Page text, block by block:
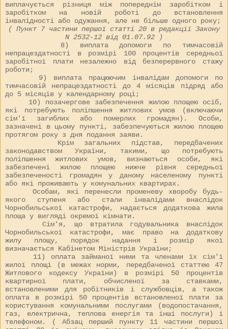
виплачується різниця між попереднім заробітком і
заробітком на новій роботі до встановлення
інвалідності або одужання, але не більше одного року;
( Пункт 7 частини першої статті 20 в редакції Закону
N 2532-12 від 01.07.92 )
8) виплата допомоги по тимчасовій
непрацездатності в розмірі 100 процентів середньої
заробітної плати незалежно від безперервного стажу
роботи;
9) виплата працюючим інвалідам допомоги по
тимчасовій непрацездатності до 4 місяців підряд або
до 5 місяців у календарному році;
10) позачергове забезпечення жилою площею осіб,
які потребують поліпшення житлових умов (включаючи
сім'ї загиблих або померлих громадян). Особи,
зазначені в цьому пункті, забезпечуються жилою площею
протягом року з дня подання заяви.
Крім загальних підстав, передбачених
законодавством України, такими, що потребують
поліпшення житлових умов, визнаються особи, які
забезпечені жилою площею нижче рівня середньої
забезпеченості громадян у даному населеному пункті
або які проживають у комунальних квартирах.
Особам, які перенесли променеву хворобу будь-
якого ступеня або стали інвалідами внаслідок
Чорнобильської катастрофи, надається додаткова жила
площа у вигляді окремої кімнати.
Сім'я, що втратила годувальника внаслідок
Чорнобильської катастрофи, має право на додаткову
жилу площу, порядок надання і розмір якої
визначається Кабінетом Міністрів України;
11) оплата займаної ними та членами їх сім'ї
жилої площі (в межах норми, передбаченої статтею 47
Житлового кодексу України) в розмірі 50 процентів
квартирної плати, обчисленої за ставками,
встановленими для робітників і службовців, а також
оплата в розмірі 50 процентів встановленої плати за
користування комунальними послугами (водопостачання,
газ, електрична, теплова енергія та інші послуги) і
телефоном. ( Абзац перший пункту 11 частини першої